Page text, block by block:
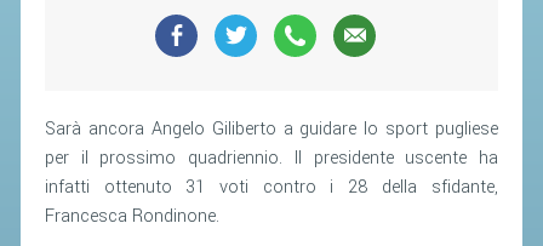
Sarà ancora Angelo Giliberto a guidare lo sport pugliese
per il prossimo quadriennio. Il presidente uscente ha
infatti ottenuto 31 voti contro i 28 della sfidante,
Francesca Rondinone.
GIUSTIZIA FEDERALE
PROVVEDIMENTI
ORGANI DI GIUSTIZIA FEDERALE